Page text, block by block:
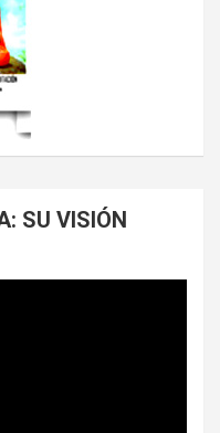
SU VISIÓN